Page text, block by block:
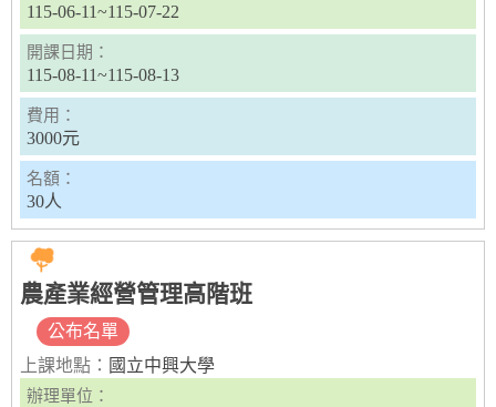
115-06-11~115-07-22
開課日期：
115-08-11~115-08-13
費用：
3000元
名額：
30人
農產業經營管理高階班
公布名單
上課地點： 國立中興大學
辦理單位：